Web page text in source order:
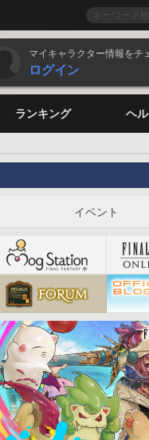
マイキャラクター情報をチ
ログイン
ランキング ヘ
イベント